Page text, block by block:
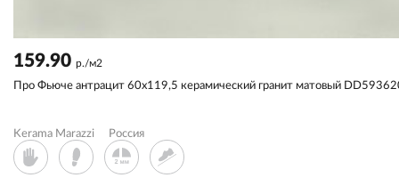
159.90 р./м2
Про Фьюче антрацит 60x119,5 керамический гранит матовый
Kerama Marazzi Россия